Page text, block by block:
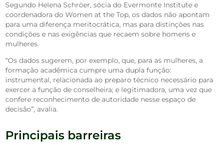
Segundo Helena Schröer, sócia do Evermonte Institute e
coordenadora do Women at the Top, os dados não apontam
para uma diferença meritocrática, mas para distinções nas
condições e nas exigências que recaem sobre homens e
mulheres.
“Os dados sugerem, por exemplo, que, para as mulheres, a
formação acadêmica cumpre uma dupla função:
instrumental, relacionada ao preparo técnico necessário para
exercer a função de conselheira; e legitimadora, uma vez que
confere reconhecimento de autoridade nesse espaço de
decisão”, avalia.
Principais barreiras